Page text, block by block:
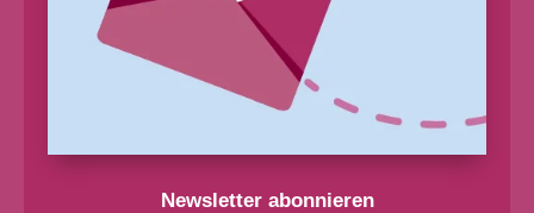
Newsletter abonnieren